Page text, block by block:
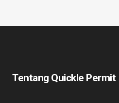
Tentang Quickle Permit